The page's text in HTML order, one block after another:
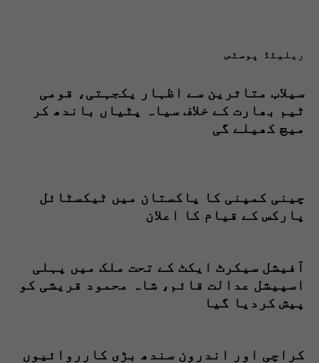
ریلیٹڈ پوسٹس
سیلاب متاثرین سے اظہار یکجہتی، قومی
ٹیم بھارت کے خلاف سیاہ پٹیاں باندھ کر
میچ کھیلے گی
چینی کمپنی کا پاکستان میں ٹیکسٹائل
پارکس کے قیام کا اعلان
آفیشل سیکرٹ ایکٹ کے تحت ملک میں پہلی
اسپیشل عدالت قائم، شاہ محمود قریشی کو
پیش کردیا گیا
کراچی اور اندرون سندھ بڑی کارروائیوں